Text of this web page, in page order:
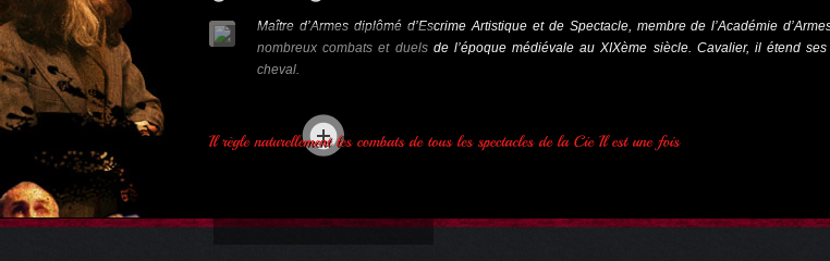
Maître d’Armes diplômé d’Escrime Artistique et de Spectacle, membre de l’Académie
nombreux combats et duels de l’époque médiévale au XIXème siècle. Cavalier, il étend
cheval.